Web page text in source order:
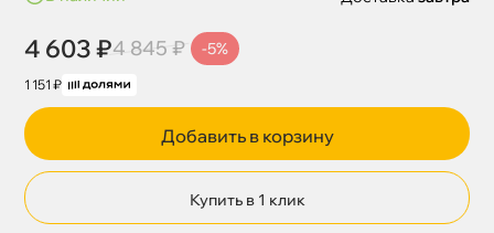
4 603 ₽4 845 ₽ -5%
1 151 ₽
Добавить в корзину
Купить в 1 клик